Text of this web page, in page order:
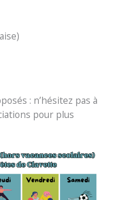
: n’hésitez pas à
pour plus